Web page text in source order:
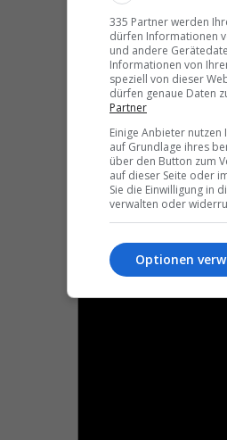
335 Partner werden
dürfen Informationen
und andere
Informationen von
speziell von dieser
dürfen genaue Daten
Partner
Einige Anbieter
auf Grundlage ihres
über den Button zum
auf dieser Seite oder
Sie die Einwilligung in
verwalten oder
Optionen